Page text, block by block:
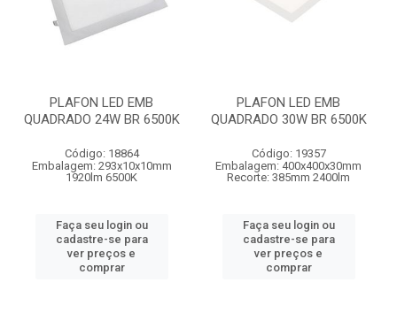
PLAFON LED EMB
QUADRADO 24W BR 6500K
Código: 18864
Embalagem: 293x10x10mm
1920lm 6500K
Faça seu login ou
cadastre-se para
ver preços e
comprar
PLAFON LED EMB
QUADRADO 30W BR 6500K
Código: 19357
Embalagem: 400x400x30mm
Recorte: 385mm 2400lm
Faça seu login ou
cadastre-se para
ver preços e
comprar